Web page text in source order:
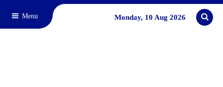
Menu Monday, 10 Aug 2026